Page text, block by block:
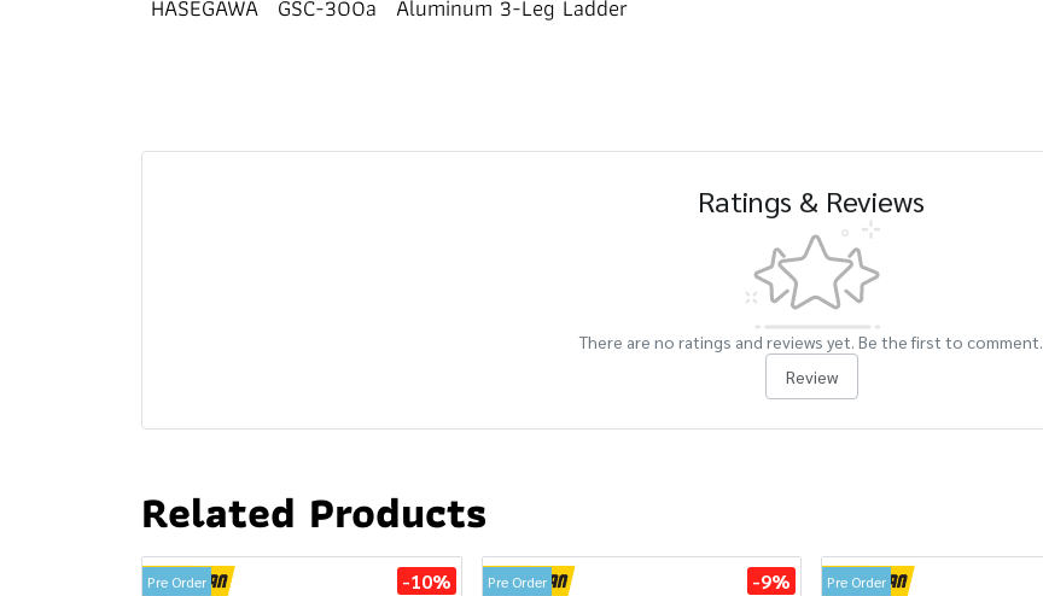
HASEGAWA GSC-300a Aluminum 3-Leg Ladder
Ratings & Reviews
There are no ratings and reviews yet. Be the first to comment.
Review
Related Products
Pre Order -10% Pre Order -9% Pre Order